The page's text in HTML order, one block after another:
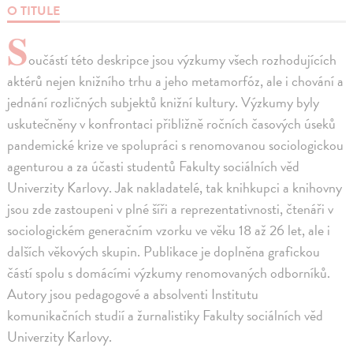
O TITULE
Součástí této deskripce jsou výzkumy všech rozhodujících
aktérů nejen knižního trhu a jeho metamorfóz, ale i chování a
jednání rozličných subjektů knižní kultury. Výzkumy byly
uskutečněny v konfrontaci přibližně ročních časových úseků
pandemické krize ve spolupráci s renomovanou sociologickou
agenturou a za účasti studentů Fakulty sociálních věd
Univerzity Karlovy. Jak nakladatelé, tak knihkupci a knihovny
jsou zde zastoupeni v plné šíři a reprezentativnosti, čtenáři v
sociologickém generačním vzorku ve věku 18 až 26 let, ale i
dalších věkových skupin. Publikace je doplněna grafickou
částí spolu s domácími výzkumy renomovaných odborníků.
Autory jsou pedagogové a absolventi Institutu
komunikačních studií a žurnalistiky Fakulty sociálních věd
Univerzity Karlovy.